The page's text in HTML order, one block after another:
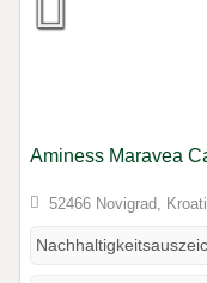
Aminess Maravea
52466 Novigrad,